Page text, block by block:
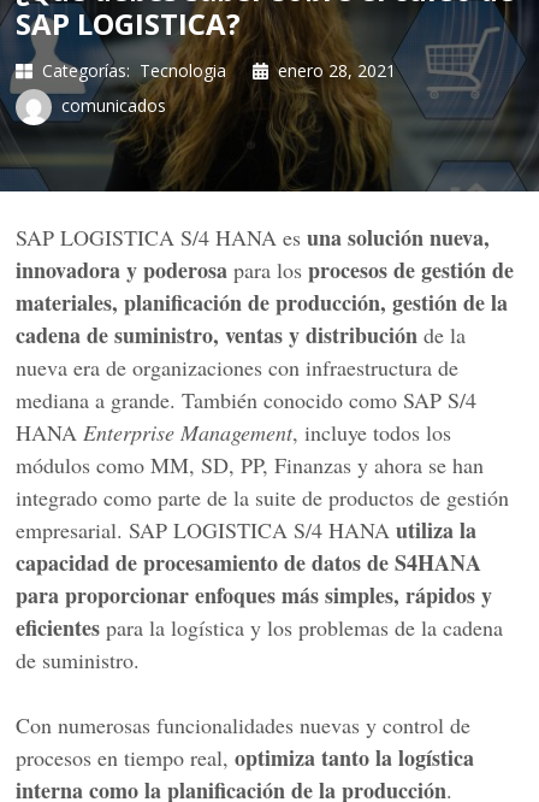
SAP LOGISTICA?
Categorías: Tecnologia
enero 28, 2021
comunicados
SAP LOGISTICA S/4 HANA esuna solución nueva,
innovadora y poderosa para losprocesos de gestión de
materiales, planificación de producción, gestión de la
cadena de suministro, ventas y distribución de la
nueva era de organizaciones con infraestructura de
mediana a grande. También conocido como SAP S/4
HANAEnterprise Management, incluye todos los
módulos como MM, SD, PP, Finanzas y ahora se han
integrado como parte de la suite de productos de gestión
empresarial. SAP LOGISTICA S/4 HANAutiliza la
capacidad de procesamiento de datos de S4HANA
para proporcionar enfoques más simples, rápidos y
eficientes para la logística y los problemas de la cadena
de suministro.
Con numerosas funcionalidades nuevas y control de
procesos en tiempo real,optimiza tanto la logística
interna como la planificación de la producción.